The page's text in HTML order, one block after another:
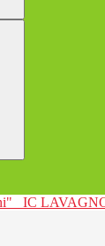
IC